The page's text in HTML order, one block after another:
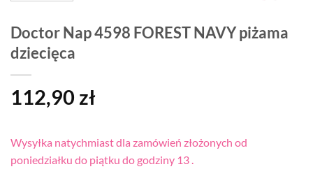
Doctor Nap 4598 FOREST NAVY piżama
dziecięca
112,90 zł
Wysyłka natychmiast dla zamówień złożonych od
poniedziałku do piątku do godziny 13 .